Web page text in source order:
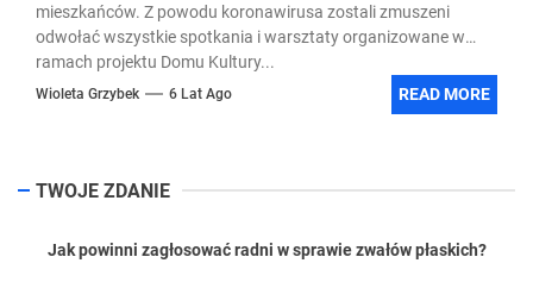
mieszkańców. Z powodu koronawirusa zostali zmuszeni
odwołać wszystkie spotkania i warsztaty organizowane w
ramach projektu Domu Kultury...
Wioleta Grzybek 6 Lat Ago READ MORE
TWOJE ZDANIE
Jak powinni zagłosować radni w sprawie zwałów płaskich?